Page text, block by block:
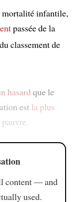
mortalité infantile,
passée de la
classement de
hasard que le
est la plus
content — and
used.